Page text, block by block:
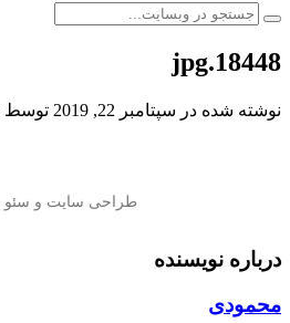
18448.jpg
نوشته شده در سپتامبر 22, 2019 توسط
درباره نویسنده
محمودی